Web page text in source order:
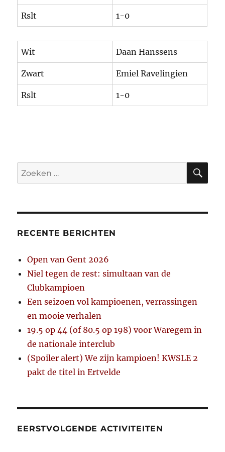
Rslt 1-0
Wit Daan Hanssens
Zwart Emiel Ravelingien
Rslt 1-0
Zoeken
naar:
RECENTE BERICHTEN
Open van Gent 2026
Niel tegen de rest: simultaan van de
Clubkampioen
Een seizoen vol kampioenen, verrassingen
en mooie verhalen
19.5 op 44 (of 80.5 op 198) voor Waregem in
de nationale interclub
(Spoiler alert) We zijn kampioen! KWSLE 2
pakt de titel in Ertvelde
EERSTVOLGENDE ACTIVITEITEN